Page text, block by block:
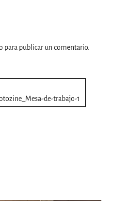
para publicar un comentario.
de-trabajo-1